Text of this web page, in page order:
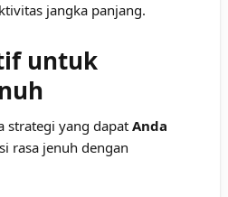
jangka panjang.
untuk
strategi yang dapat Anda
rasa jenuh dengan